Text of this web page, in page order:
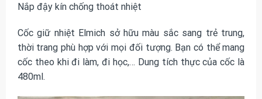
Nắp đậy kín chống thoát nhiệt
Cốc giữ nhiệt Elmich sở hữu màu sắc sang trẻ trung,
thời trang phù hợp với mọi đối tượng. Bạn có thể mang
cốc theo khi đi làm, đi học,… Dung tích thực của cốc là
480ml.